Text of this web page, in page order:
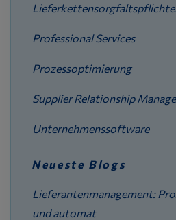
Professional Services
Prozessoptimierung
Supplier Relationship
Unternehmenssoftware
Neueste Blogs
Lieferantenmanagement:
und automat